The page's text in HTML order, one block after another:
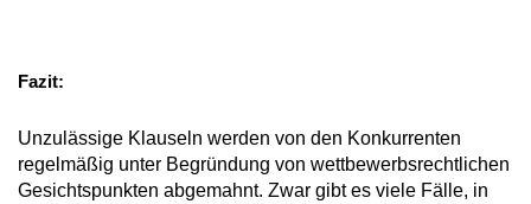
Fazit:
Unzulässige Klauseln werden von den Konkurrenten
regelmäßig unter Begründung von wettbewerbsrechtlichen
Gesichtspunkten abgemahnt. Zwar gibt es viele Fälle, in